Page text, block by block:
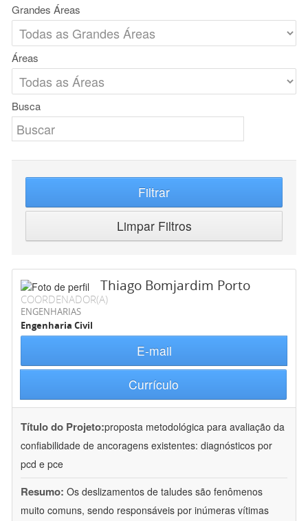
Grandes Áreas
Áreas
Busca
Filtrar
Limpar Filtros
Thiago Bomjardim Porto
COORDENADOR(A)
ENGENHARIAS
Engenharia Civil
E-mail
Currículo
Título do Projeto:proposta metodológica para avaliação da
confiabilidade de ancoragens existentes: diagnósticos por
pcd e pce
Resumo: Os deslizamentos de taludes são fenômenos
muito comuns, sendo responsáveis por inúmeras vítimas